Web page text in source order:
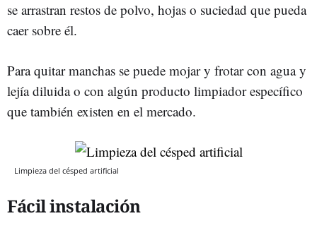
se arrastran restos de polvo, hojas o suciedad que pueda
caer sobre él.
Para quitar manchas se puede mojar y frotar con agua y
lejía diluida o con algún producto limpiador específico
que también existen en el mercado.
Limpieza del césped artificial
Fácil instalación